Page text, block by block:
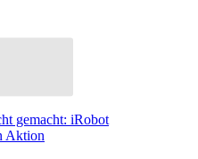
gemacht: iRobot
Aktion